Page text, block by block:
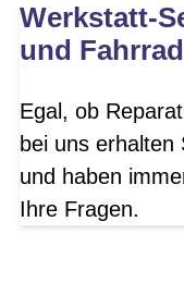
Werkstatt-
und Fahrrad
Egal, ob
bei uns erhalten
und haben
Ihre Fragen.